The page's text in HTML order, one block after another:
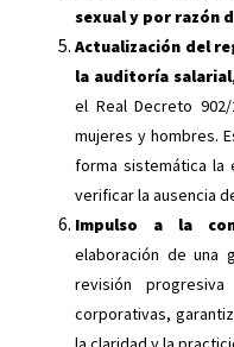
sexual y por razón
Actualización del
la auditoría salarial
el Real Decreto
mujeres y hombres.
forma sistemática la
verificar la ausencia
Impulso a la
elaboración de una
revisión
corporativas,